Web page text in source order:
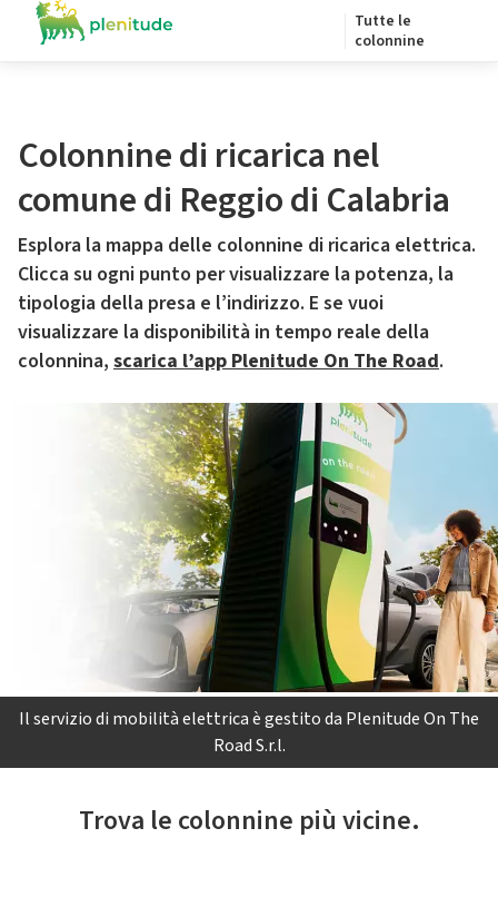
Tutte le
colonnine
Colonnine di ricarica nel
comune di Reggio di Calabria
Esplora la mappa delle colonnine di ricarica elettrica.
Clicca su ogni punto per visualizzare la potenza, la
tipologia della presa e l’indirizzo. E se vuoi
visualizzare la disponibilità in tempo reale della
colonnina, scarica l’app Plenitude On The Road.
Il servizio di mobilità elettrica è gestito da Plenitude On The
Road S.r.l.
Trova le colonnine più vicine.